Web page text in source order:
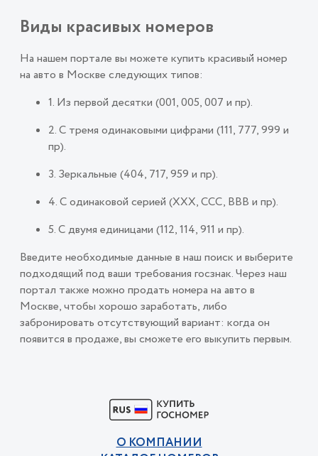
Виды красивых номеров
На нашем портале вы можете купить красивый номер
на авто в Москве следующих типов:
1. Из первой десятки (001, 005, 007 и пр).
2. С тремя одинаковыми цифрами (111, 777, 999 и
пр).
3. Зеркальные (404, 717, 959 и пр).
4. С одинаковой серией (ХХХ, ССС, ВВВ и пр).
5. С двумя единицами (112, 114, 911 и пр).
Введите необходимые данные в наш поиск и выберите
подходящий под ваши требования госзнак. Через наш
портал также можно продать номера на авто в
Москве, чтобы хорошо заработать, либо
забронировать отсутствующий вариант: когда он
появится в продаже, вы сможете его выкупить первым.
О КОМПАНИИ